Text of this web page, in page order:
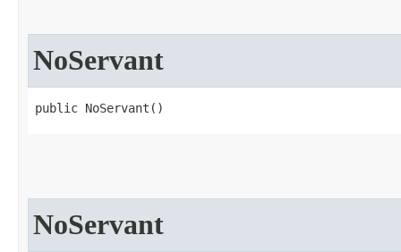
NoServant
public NoServant​()
NoServant